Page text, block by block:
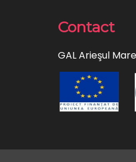
Contact
GAL Arieşul